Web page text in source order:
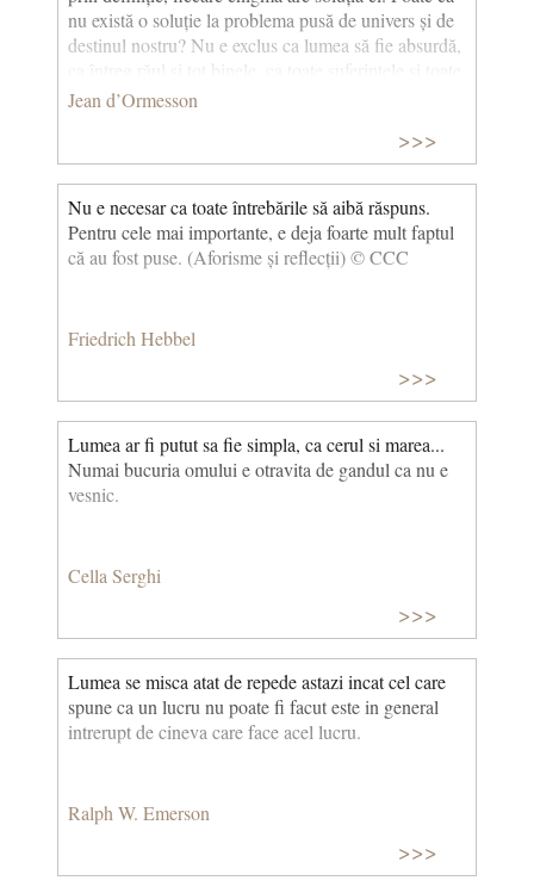
nu există o soluție la problema pusă de univers și de
destinul nostru? Nu e exclus ca lumea să fie absurdă,
ca întreg răul și tot binele, ca toate suferințele și toate
bucuriile, orice frumusețe și întreaga iubire să dispară
dragă – să fie lipsită de sens. (Călăuza rătăciților,
Enigma) © CCC
Jean d’Ormesson
>>>
Nu e necesar ca toate întrebările să aibă răspuns.
Pentru cele mai importante, e deja foarte mult faptul
că au fost puse. (Aforisme și reflecții) © CCC
Friedrich Hebbel
>>>
Lumea ar fi putut sa fie simpla, ca cerul si marea...
Numai bucuria omului e otravita de gandul ca nu e
vesnic.
Cella Serghi
>>>
Lumea se misca atat de repede astazi incat cel care
spune ca un lucru nu poate fi facut este in general
intrerupt de cineva care face acel lucru.
Ralph W. Emerson
>>>